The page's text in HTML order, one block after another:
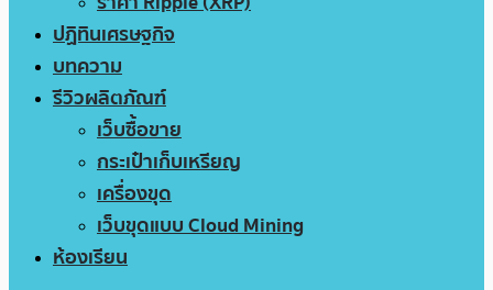
ปฏิทินเศรษฐกิจ
บทความ
รีวิวผลิตภัณฑ์
เว็บซื้อขาย
กระเป๋าเก็บเหรียญ
เครื่องขุด
เว็บขุดแบบ Cloud Mining
ห้องเรียน